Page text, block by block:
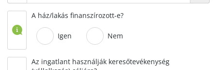
A ház/lakás finanszírozott-e?
Igen Nem
Az ingatlant használják keresőtevékenység